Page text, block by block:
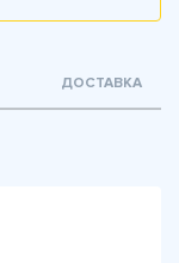
ДОСТАВКА